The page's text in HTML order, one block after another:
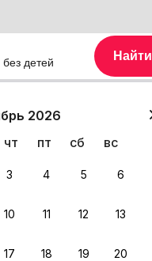
2026
чт пт сб вс
3 4 5 6
10 11 12 13
17 18 19 20
без детей Найти
фильтрам.